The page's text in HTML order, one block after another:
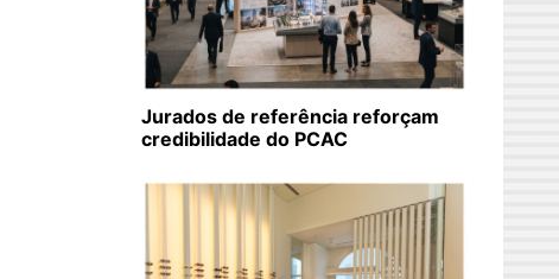
Jurados de referência reforçam
credibilidade do PCAC